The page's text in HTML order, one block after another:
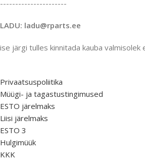
----------------------
LADU: ladu@rparts.ee
ise järgi tulles kinnitada kauba valmisolek
Privaatsuspoliitika
Müügi- ja tagastustingimused
ESTO järelmaks
Liisi järelmaks
ESTO 3
Hulgimüük
KKK